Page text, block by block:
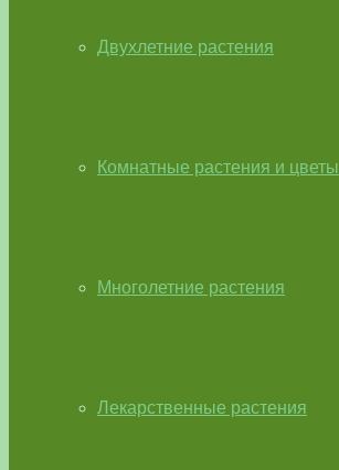
Двухлетние растения
Комнатные растения и цветы
Многолетние растения
Лекарственные растения